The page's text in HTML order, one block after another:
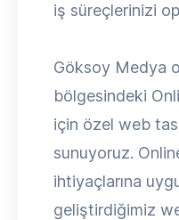
iş süreçlerinizi
Göksoy Medya
bölgesindeki
için özel web
sunuyoruz.
ihtiyaçlarına
geliştirdiğimiz